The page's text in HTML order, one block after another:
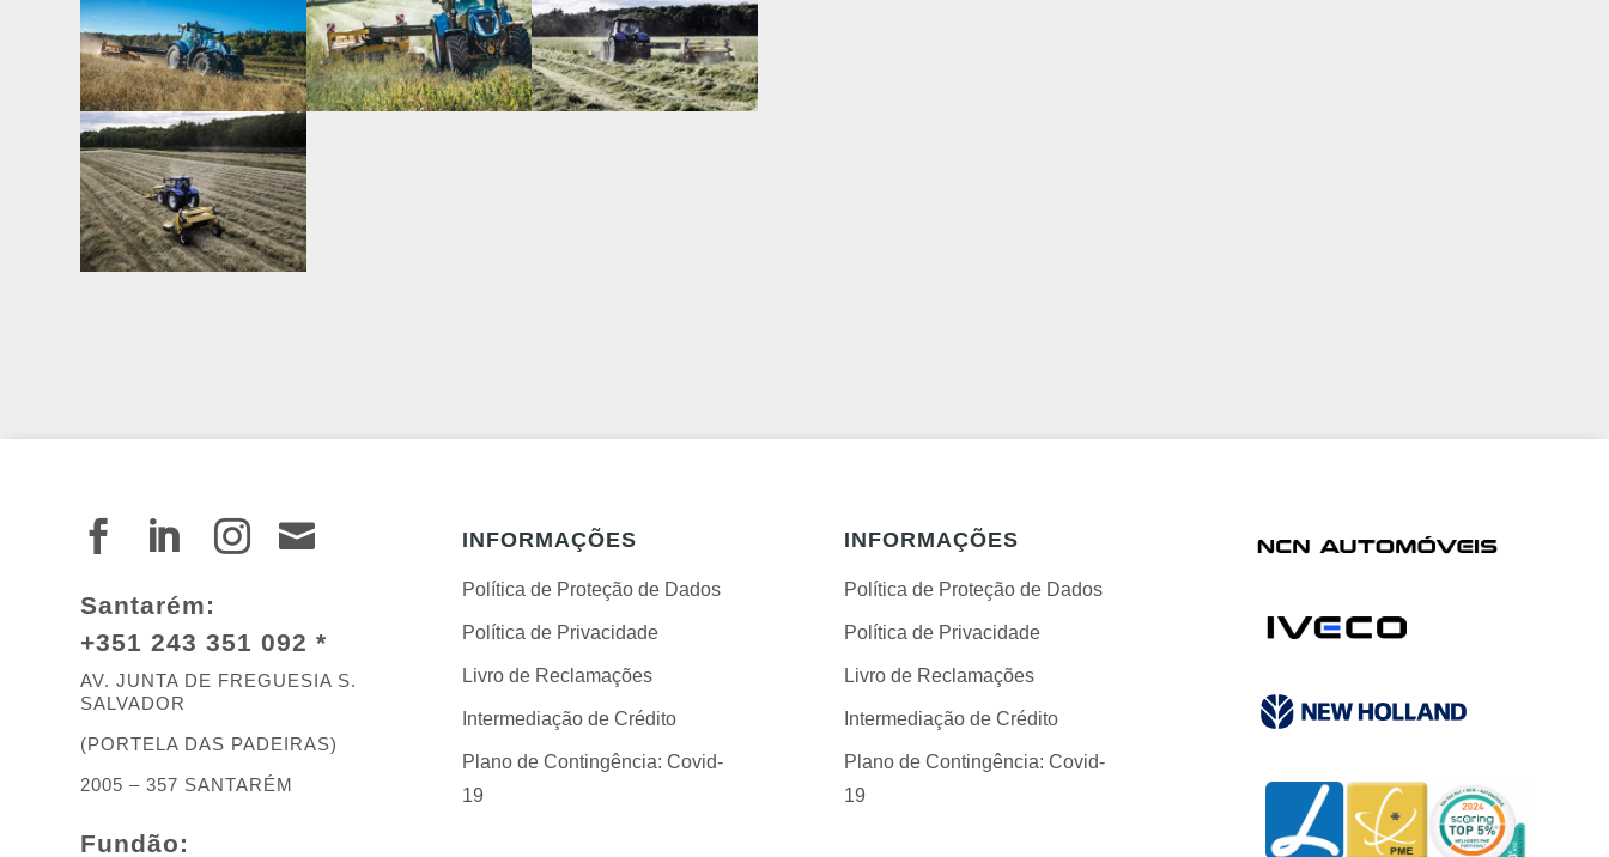
   
Santarém:
+351 243 351 092 *
AV. JUNTA DE FREGUESIA S.
SALVADOR
(PORTELA DAS PADEIRAS)
2005 – 357 SANTARÉM
Fundão:
INFORMAÇÕES
Política de Proteção de Dados
Política de Privacidade
Livro de Reclamações
Intermediação de Crédito
Plano de Contingência: Covid-
19
INFORMAÇÕES
Política de Proteção de Dados
Política de Privacidade
Livro de Reclamações
Intermediação de Crédito
Plano de Contingência: Covid-
19